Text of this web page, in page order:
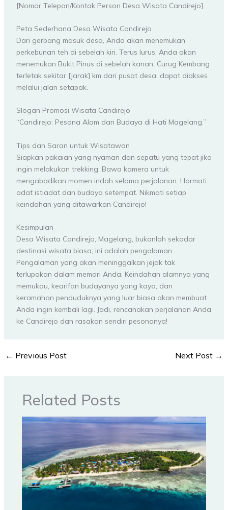
[Nomor Telepon/Kontak Person Desa Wisata Candirejo].
Peta Sederhana Desa Wisata Candirejo
Dari gerbang masuk desa, Anda akan menemukan
perkebunan teh di sebelah kiri. Terus lurus, Anda akan
menemukan Bukit Pinus di sebelah kanan. Curug Kembang
terletak sekitar [jarak] km dari pusat desa, dapat diakses
melalui jalan setapak.
Slogan Promosi Wisata Candirejo
“Candirejo: Pesona Alam dan Budaya di Hati Magelang.”
Tips dan Saran untuk Wisatawan
Siapkan pakaian yang nyaman dan sepatu yang tepat jika
ingin melakukan trekking. Bawa kamera untuk
mengabadikan momen indah selama perjalanan. Hormati
adat istiadat dan budaya setempat. Nikmati setiap
keindahan yang ditawarkan Candirejo!
Kesimpulan
Desa Wisata Candirejo, Magelang, bukanlah sekadar
destinasi wisata biasa; ini adalah pengalaman.
Pengalaman yang akan meninggalkan jejak tak
terlupakan dalam memori Anda. Keindahan alamnya yang
memukau, kearifan budayanya yang kaya, dan
keramahan penduduknya yang luar biasa akan membuat
Anda ingin kembali lagi. Jadi, rencanakan perjalanan Anda
ke Candirejo dan rasakan sendiri pesonanya!
← Previous Post Next Post →
Related Posts